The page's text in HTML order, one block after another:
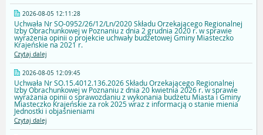
2026-08-05 12:11:28
Uchwała Nr SO-0952/26/12/Ln/2020 Składu Orzekającego Regionalnej
Izby Obrachunkowej w Poznaniu z dnia 2 grudnia 2020 r. w sprawie
wyrażenia opinii o projekcie uchwały budżetowej Gminy Miasteczko
Krajeńskie na 2021 r.
Czytaj dalej
2026-08-05 12:09:45
Uchwała Nr SO.15.4012.136.2026 Składu Orzekającego Regionalnej
Izby Obrachunkowej w Poznaniu z dnia 20 kwietnia 2026 r. w sprawie
wyrażania opinii o sprawozdaniu z wykonania budżetu Miasta i Gminy
Miasteczko Krajeńskie za rok 2025 wraz z informacją o stanie mienia
Jednostki i objaśnieniami
Czytaj dalej